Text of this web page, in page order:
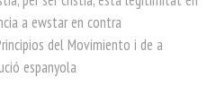
a ewstar en contra
del Movimiento i de a
espanyola